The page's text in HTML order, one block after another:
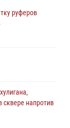
руферов
сквере напротив